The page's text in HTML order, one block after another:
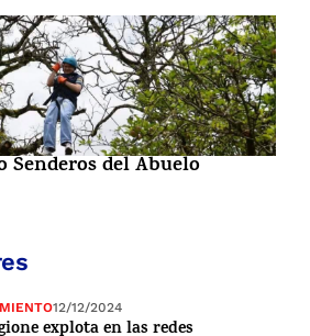
Senderos del Abuelo
12/12/2024
explota en las redes